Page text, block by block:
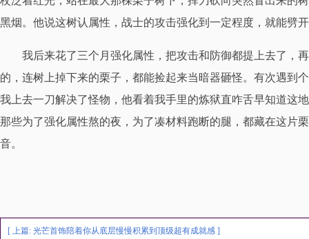
黑烟。他说这树认属性，战士的攻击强化到一定程度，就能劈
我后来花了三个月强化属性，把攻击和防御都提上去了，
的，连树上掉下来的栗子，都能捡起来当暗器砸怪。有次遇到
我上去一刀解决了怪物，他看着我手里的炼狱直咋舌早知道这
那些为了强化属性熬的夜，为了凑材料跑断的腿，都藏在这片
音。
[ 上篇: 光芒首饰陪着你从底层慢慢积累到顶级超有成就感 ]